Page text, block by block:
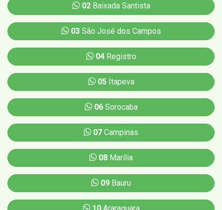
02Baixada Santista
03São José dos Campos
04Registro
05Itapeva
06Sorocaba
07 Campinas
08 Marília
09 Bauru